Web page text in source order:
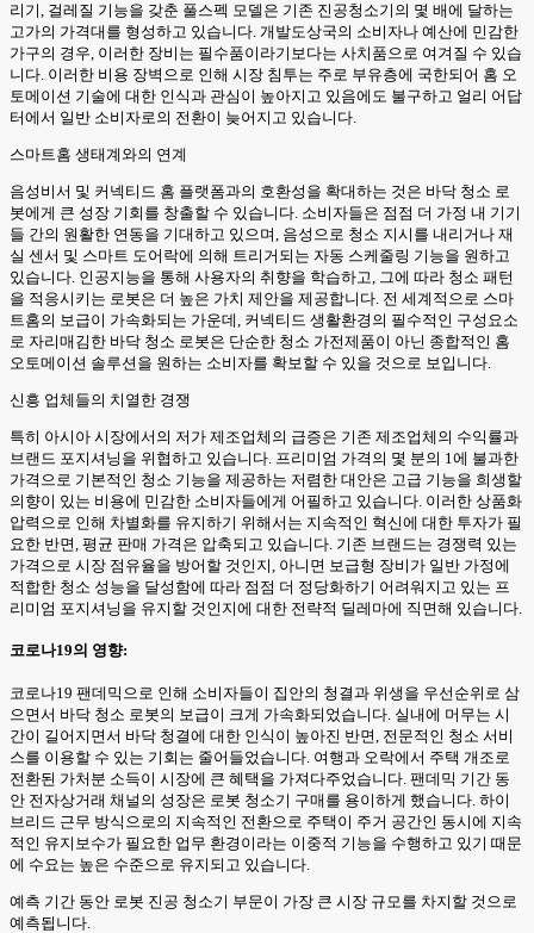
리기, 걸레질 기능을 갖춘 풀스펙 모델은 기존 진공청소기의 몇 배에 달하는
고가의 가격대를 형성하고 있습니다. 개발도상국의 소비자나 예산에 민감한
가구의 경우, 이러한 장비는 필수품이라기보다는 사치품으로 여겨질 수 있습
니다. 이러한 비용 장벽으로 인해 시장 침투는 주로 부유층에 국한되어 홈 오
토메이션 기술에 대한 인식과 관심이 높아지고 있음에도 불구하고 얼리 어답
터에서 일반 소비자로의 전환이 늦어지고 있습니다.
스마트홈 생태계와의 연계
음성비서 및 커넥티드 홈 플랫폼과의 호환성을 확대하는 것은 바닥 청소 로
봇에게 큰 성장 기회를 창출할 수 있습니다. 소비자들은 점점 더 가정 내 기기
들 간의 원활한 연동을 기대하고 있으며, 음성으로 청소 지시를 내리거나 재
실 센서 및 스마트 도어락에 의해 트리거되는 자동 스케줄링 기능을 원하고
있습니다. 인공지능을 통해 사용자의 취향을 학습하고, 그에 따라 청소 패턴
을 적응시키는 로봇은 더 높은 가치 제안을 제공합니다. 전 세계적으로 스마
트홈의 보급이 가속화되는 가운데, 커넥티드 생활환경의 필수적인 구성요소
로 자리매김한 바닥 청소 로봇은 단순한 청소 가전제품이 아닌 종합적인 홈
오토메이션 솔루션을 원하는 소비자를 확보할 수 있을 것으로 보입니다.
신흥 업체들의 치열한 경쟁
특히 아시아 시장에서의 저가 제조업체의 급증은 기존 제조업체의 수익률과
브랜드 포지셔닝을 위협하고 있습니다. 프리미엄 가격의 몇 분의 1에 불과한
가격으로 기본적인 청소 기능을 제공하는 저렴한 대안은 고급 기능을 희생할
의향이 있는 비용에 민감한 소비자들에게 어필하고 있습니다. 이러한 상품화
압력으로 인해 차별화를 유지하기 위해서는 지속적인 혁신에 대한 투자가 필
요한 반면, 평균 판매 가격은 압축되고 있습니다. 기존 브랜드는 경쟁력 있는
가격으로 시장 점유율을 방어할 것인지, 아니면 보급형 장비가 일반 가정에
적합한 청소 성능을 달성함에 따라 점점 더 정당화하기 어려워지고 있는 프
리미엄 포지셔닝을 유지할 것인지에 대한 전략적 딜레마에 직면해 있습니다.
코로나19의 영향:
코로나19 팬데믹으로 인해 소비자들이 집안의 청결과 위생을 우선순위로 삼
으면서 바닥 청소 로봇의 보급이 크게 가속화되었습니다. 실내에 머무는 시
간이 길어지면서 바닥 청결에 대한 인식이 높아진 반면, 전문적인 청소 서비
스를 이용할 수 있는 기회는 줄어들었습니다. 여행과 오락에서 주택 개조로
전환된 가처분 소득이 시장에 큰 혜택을 가져다주었습니다. 팬데믹 기간 동
안 전자상거래 채널의 성장은 로봇 청소기 구매를 용이하게 했습니다. 하이
브리드 근무 방식으로의 지속적인 전환으로 주택이 주거 공간인 동시에 지속
적인 유지보수가 필요한 업무 환경이라는 이중적 기능을 수행하고 있기 때문
에 수요는 높은 수준으로 유지되고 있습니다.
예측 기간 동안 로봇 진공 청소기 부문이 가장 큰 시장 규모를 차지할 것으로
예측됩니다.